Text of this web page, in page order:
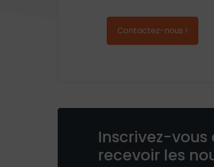
Contactez-nous !
Inscrivez-
recevoir les